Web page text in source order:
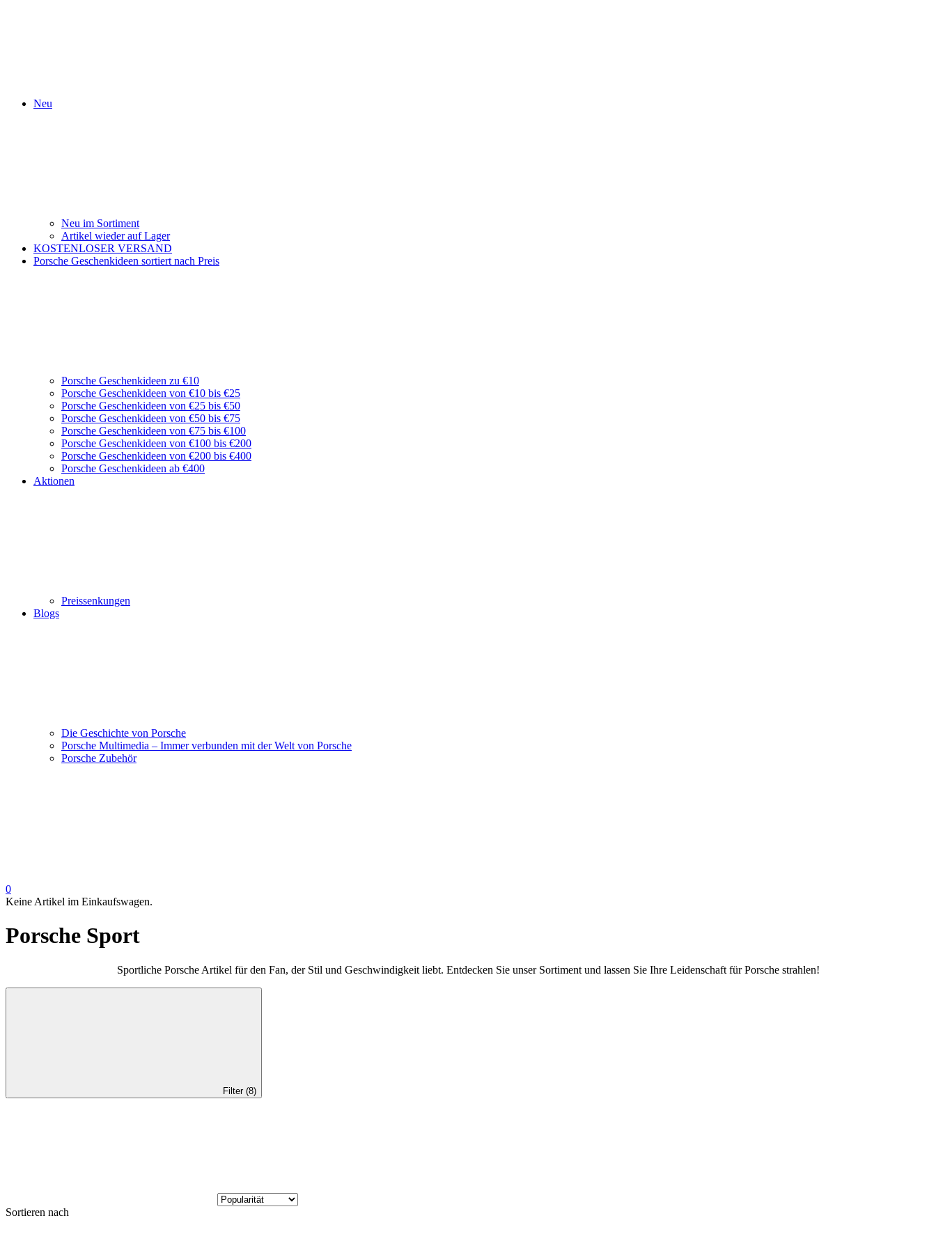
Neu
Neu im Sortiment
Artikel wieder auf Lager
KOSTENLOSER VERSAND
Porsche Geschenkideen sortiert nach Preis
Porsche Geschenkideen zu €10
Porsche Geschenkideen von €10 bis €25
Porsche Geschenkideen von €25 bis €50
Porsche Geschenkideen von €50 bis €75
Porsche Geschenkideen von €75 bis €100
Porsche Geschenkideen von €100 bis €200
Porsche Geschenkideen von €200 bis €400
Porsche Geschenkideen ab €400
Aktionen
Preissenkungen
Blogs
Die Geschichte von Porsche
Porsche Multimedia – Immer verbunden mit der Welt von Porsche
Porsche Zubehör
0
Keine Artikel im Einkaufswagen.
Porsche Sport
Sportliche Porsche Artikel für den Fan, der Stil und Geschwindigkeit liebt. Entdecken Sie unser Sortiment und lassen Sie Ihre Leidenschaft für Porsche strahlen!
Filter (8)
Sortieren nach